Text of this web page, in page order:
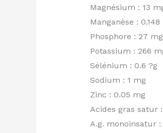
Magnésium : 13
Manganèse : 0.148
Phosphore : 27 mg
Potassium : 266
Sélénium : 0.6 ?g
Sodium : 1 mg
Zinc : 0.05 mg
Acides gras satur
A.g. monoinsatur :